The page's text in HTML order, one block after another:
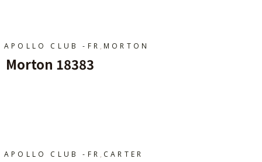
APOLLO CLUB -FR , MORTON
Morton 18383
APOLLO CLUB -FR , CARTER